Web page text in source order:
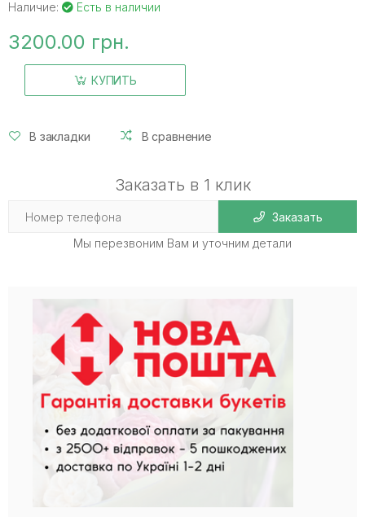
Наличие: Есть в наличии
3200.00 грн.
КУПИТЬ
В закладки В сравнение
Заказать в 1 клик
Заказать
Мы перезвоним Вам и уточним детали